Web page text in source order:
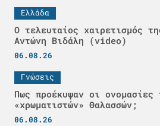
Ελλάδα
Ο τελευταίος χαιρετισμός
Αντώνη Βιδάλη (video)
06.08.26
Γνώσεις
Πως προέκυψαν οι ονομασίες
«χρωματιστών» Θαλασσών;
06.08.26